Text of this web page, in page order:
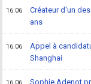
16.06
Créateur d'un
ans
16.06
Appel à
Shanghai
Sophie Adenot